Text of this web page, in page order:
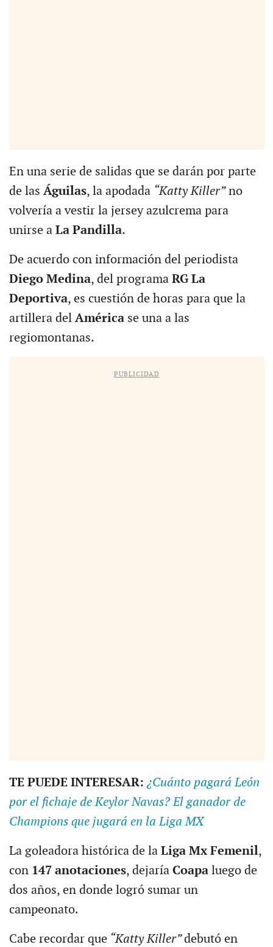
En una serie de salidas que se darán por parte
de las Águilas, la apodada “Katty Killer”no
volvería a vestir la jersey azulcrema para
unirse a La Pandilla.
De acuerdo con información del periodista
Diego Medina, del programa RG La
Deportiva, es cuestión de horas para que la
artillera del América se una a las
regiomontanas.
PUBLICIDAD
TE PUEDE INTERESAR:¿Cuánto pagará León
por el fichaje de Keylor Navas? El ganador de
Champions que jugará en la Liga MX
La goleadora histórica de la Liga Mx Femenil,
con 147 anotaciones, dejaría Coapa luego de
dos años, en donde logró sumar un
campeonato.
Cabe recordar que“Katty Killer”debutó en